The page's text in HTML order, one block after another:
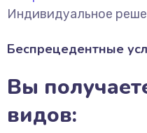
Индивидуальное
Беспрецедентные
Вы
видов: